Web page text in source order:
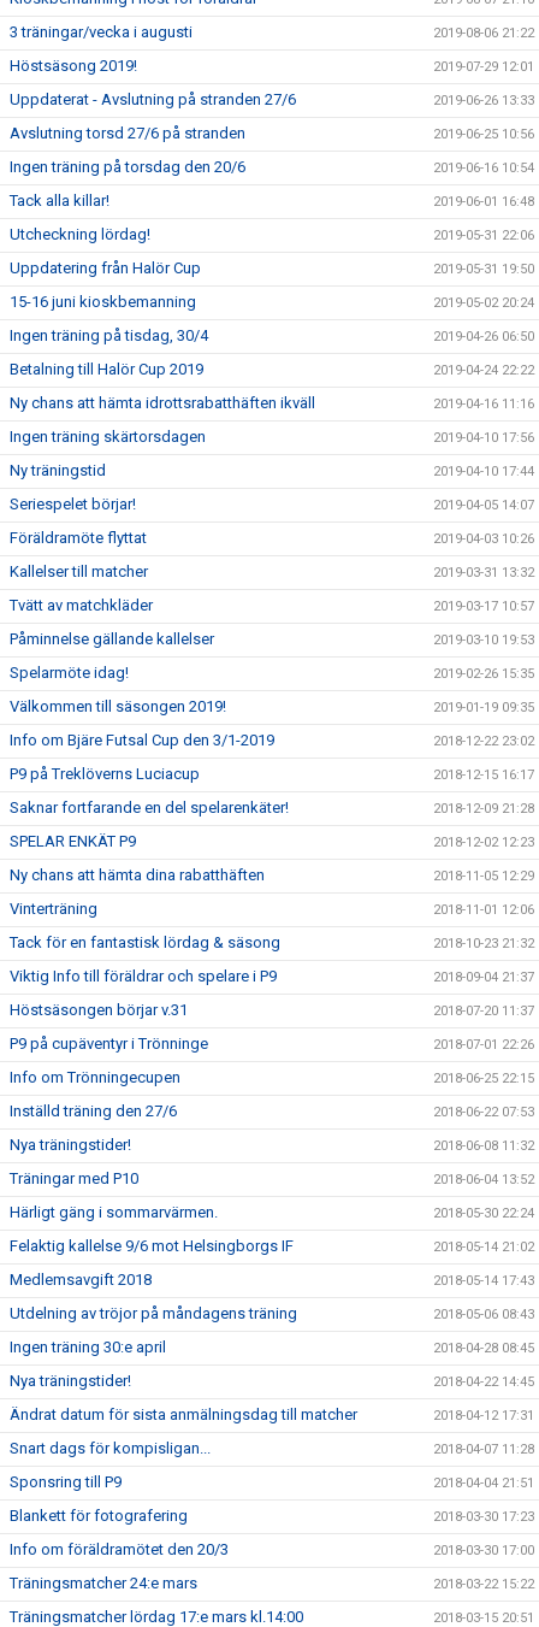
3 träningar/vecka i augusti 2019-08-06 21:22
Höstsäsong 2019! 2019-07-29 12:01
Uppdaterat - Avslutning på stranden 27/6 2019-06-26 13:33
Avslutning torsd 27/6 på stranden 2019-06-25 10:56
Ingen träning på torsdag den 20/6 2019-06-16 10:54
Tack alla killar! 2019-06-01 16:48
Utcheckning lördag! 2019-05-31 22:06
Uppdatering från Halör Cup 2019-05-31 19:50
15-16 juni kioskbemanning 2019-05-02 20:24
Ingen träning på tisdag, 30/4 2019-04-26 06:50
Betalning till Halör Cup 2019 2019-04-24 22:22
Ny chans att hämta idrottsrabatthäften ikväll 2019-04-16 11:16
Ingen träning skärtorsdagen 2019-04-10 17:56
Ny träningstid 2019-04-10 17:44
Seriespelet börjar! 2019-04-05 14:07
Föräldramöte flyttat 2019-04-03 10:26
Kallelser till matcher 2019-03-31 13:32
Tvätt av matchkläder 2019-03-17 10:57
Påminnelse gällande kallelser 2019-03-10 19:53
Spelarmöte idag! 2019-02-26 15:35
Välkommen till säsongen 2019! 2019-01-19 09:35
Info om Bjäre Futsal Cup den 3/1-2019 2018-12-22 23:02
P9 på Treklöverns Luciacup 2018-12-15 16:17
Saknar fortfarande en del spelarenkäter! 2018-12-09 21:28
SPELAR ENKÄT P9 2018-12-02 12:23
Ny chans att hämta dina rabatthäften 2018-11-05 12:29
Vinterträning 2018-11-01 12:06
Tack för en fantastisk lördag & säsong 2018-10-23 21:32
Viktig Info till föräldrar och spelare i P9 2018-09-04 21:37
Höstsäsongen börjar v.31 2018-07-20 11:37
P9 på cupäventyr i Trönninge 2018-07-01 22:26
Info om Trönningecupen 2018-06-25 22:15
Inställd träning den 27/6 2018-06-22 07:53
Nya träningstider! 2018-06-08 11:32
Träningar med P10 2018-06-04 13:52
Härligt gäng i sommarvärmen. 2018-05-30 22:24
Felaktig kallelse 9/6 mot Helsingborgs IF 2018-05-14 21:02
Medlemsavgift 2018 2018-05-14 17:43
Utdelning av tröjor på måndagens träning 2018-05-06 08:43
Ingen träning 30:e april 2018-04-28 08:45
Nya träningstider! 2018-04-22 14:45
Ändrat datum för sista anmälningsdag till matcher 2018-04-12 17:31
Snart dags för kompisligan... 2018-04-07 11:28
Sponsring till P9 2018-04-04 21:51
Blankett för fotografering 2018-03-30 17:23
Info om föräldramötet den 20/3 2018-03-30 17:00
Träningsmatcher 24:e mars 2018-03-22 15:22
Träningsmatcher lördag 17:e mars kl.14:00 2018-03-15 20:51